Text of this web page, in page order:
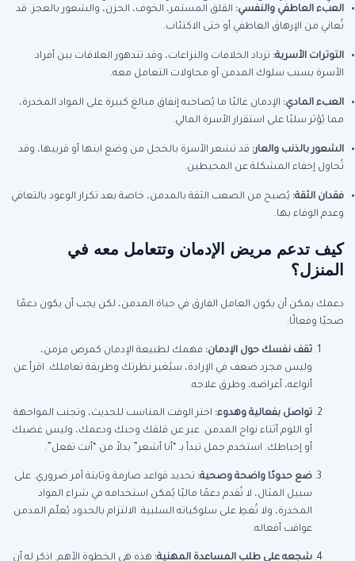
العبء العاطفي والنفسي: القلق المستمر، الخوف، الحزن، والشعور بالعجز. قد
تُعاني من الإرهاق العاطفي أو حتى الاكتئاب.
التوترات الأسرية: تزداد الخلافات والنزاعات، وقد تتدهور العلاقات بين أفراد
الأسرة بسبب سلوك المدمن أو محاولات التعامل معه.
العبء المادي: الإدمان غالبًا ما يُصاحبه إنفاق مبالغ كبيرة على المواد المخدرة،
مما يُؤثر سلبًا على استقرار الأسرة المالي.
الشعور بالذنب والعار: قد تشعر الأسرة بالخجل من وضع ابنها أو قريبها، وقد
تُحاول إخفاء المشكلة عن المحيطين.
فقدان الثقة: يُصبح من الصعب الثقة بالمدمن، خاصة بعد تكرار الوعود بالتعافي
وعدم الوفاء بها.
كيف تدعم مريض الإدمان وتتعامل معه في
المنزل؟
دعمك يمكن أن يكون العامل الفارق في حياة المدمن، لكن يجب أن يكون دعمًا
صحيًا وفعالًا:
ثقف نفسك حول الإدمان: فهمك لطبيعة الإدمان كمرض مزمن،
وليس مجرد ضعف في الإرادة، سيُغير نظرتك وطريقة تعاملك. اقرأ عن
أنواعه، أعراضه، وطرق علاجه.
تواصل بفعالية وهدوء: اختر الوقت المناسب للحديث، وتجنب المواجهة
أو اللوم أثناء نواج المدمن. عبر عن قلقك وحبك ودعمك، وليس غضبك
أو إحباطك. استخدم جمل تبدأ بـ “أنا أشعر” بدلاً من “أنت تفعل”.
ضع حدودًا واضحة وصحية: تحديد قواعد صارمة وثابتة أمر ضروري. على
سبيل المثال، لا تُقدم دعمًا ماليًا يُمكن استخدامه في شراء المواد
المخدرة، ولا تُغطِ على سلوكياته السلبية. الالتزام بالحدود يُعلّم المدمن
عواقب أفعاله.
شجعه على طلب المساعدة المهنية: هذه هي الخطوة الأهم. اذكر له أن